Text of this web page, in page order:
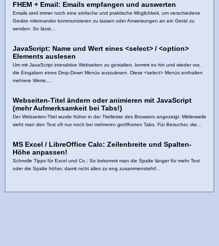
FHEM + Email: Emails empfangen und auswerten
Emails sind immer noch eine einfache und praktische Möglichkeit, um verschiedene
Geräte miteinander kommunizieren zu lassen oder Anweisungen an ein Gerät zu
senden: So lässt...
JavaScript: Name und Wert eines <select> / <option>
Elements auslesen
Um mit JavaScript interaktive Webseiten zu gestalten, kommt es hin und wieder vor,
die Eingaben eines Drop-Down Menüs auszulesen. Diese <select> Menüs enthalten
mehrere Werte,...
Webseiten-Titel ändern oder animieren mit JavaScript
(mehr Aufmerksamkeit bei Tabs!)
Der Webseiten-Titel wurde früher in der Titelleiste des Browsers angezeigt: Mittlerweile
sieht man den Text oft nur noch bei mehreren geöffneten Tabs. Für Besucher, die...
MS Excel / LibreOffice Calc: Zeilenbreite und Spalten-
Höhe anpassen!
Schnelle Tipps für Excel und Co.: So bekommt man die Spalte länger für mehr Text
oder die Spalte höher, damit nicht alles zu eng zusammensteht!...